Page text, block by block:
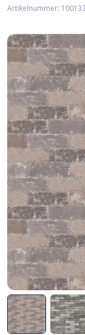
Artikelnummer: